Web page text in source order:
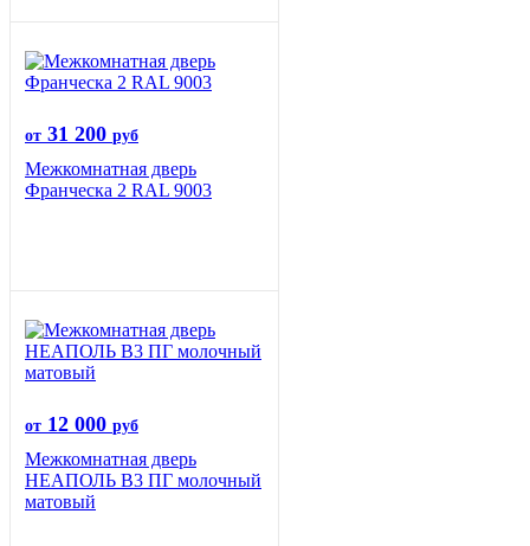
от 31 200 руб
Межкомнатная дверь
Франческа 2 RAL 9003
от 12 000 руб
Межкомнатная дверь
НЕАПОЛЬ В3 ПГ молочный
матовый